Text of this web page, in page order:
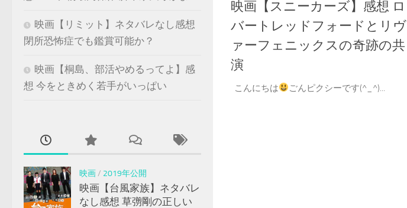
映画【スニーカーズ】感想 ロ
バートレッドフォードとリヴ
ァーフェニックスの奇跡の共
演
こんにちは ごんピクシーです(^_^)...
映画【リミット】ネタバレなし感想
閉所恐怖症でも鑑賞可能か？
映画【桐島、部活やめるってよ】感
想 今をときめく若手がいっぱい
映画/ 2019年公開
映画【台風家族】ネタバレ
なし感想 草彅剛の正しい